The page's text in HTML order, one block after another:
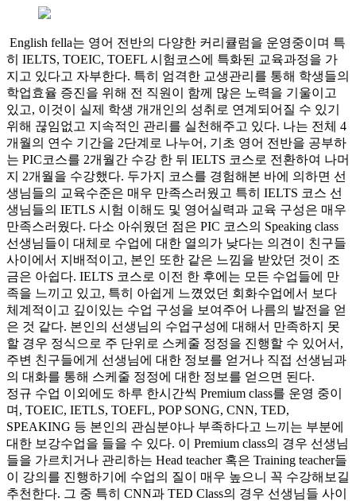
English fella는 영어 전반의 다양한 커리큘럼을 운영중이며 특
히 IELTS, TOEIC, TOEFL 시험코스에 특화된 교육과정을 가
지고 있다고 자부한다. 특히 엄격한 교생관리를 통해 학생들의
학업효율 증진을 위해 전 직원이 함께 많은 노력을 기울이고
있고, 이것이 실제 학생 개개인의 성취로 연계되어질 수 있기
위해 끊임없고 지속적인 관리를 실천해주고 있다. 나는 전체 4
개월의 연수 기간을 2단계로 나누어, 기초 영어 전반을 공부하
는 PIC코스를 2개월간 수강 한 뒤 IELTS 코스로 전환하여 나머
지 2개월을 수강했다. 두가지 코스를 경험해본 바에 의하면 선
생님들의 교육수준은 매우 만족스러웠고 특히 IELTS 코스 선
생님들의 IETLS 시험 이해도 및 영어실력과 교육 구성은 매우
만족스러웠다. 다소 아쉬웠던 점은 PIC 코스의 Speaking class
선생님들이 대체로 수업에 대한 열의가 낮다는 의견이 친구들
사이에서 지배적이고, 본인 또한 같은 느낌을 받았던 것이 조
금은 아쉽다. IELTS 코스로 이전 한 후에는 모든 수업들에 만
족을 느끼고 있고, 특히 아쉽게 느꼈었던 회화수업에서 보다
체계적이고 깊이있는 수업 구성을 보여주어 나름의 발전을 얻
은 것 같다. 본인의 선생님의 수업구성에 대해서 만족하지 못
할 경우 정식으로 주 단위로 스케줄 정정을 진행할 수 있어서,
주변 친구들에게 선생님에 대한 정보를 얻거나 직접 선생님과
의 대화를 통해 스케줄 정정에 대한 정보를 얻으면 된다.
정규 수업 이외에도 하루 한시간씩 Premium class를 운영 중이
며, TOEIC, IETLS, TOEFL, POP SONG, CNN, TED,
SPEAKING 등 본인의 관심분야나 부족하다고 느끼는 부분에
대한 보강수업을 들을 수 있다. 이 Premium class의 경우 선생님
들을 가르치거나 관리하는 Head teacher 혹은 Training teacher들
이 강의를 진행하기에 수업의 질이 매우 높으니 꼭 수강해보길
추천한다. 그 중 특히 CNN과 TED Class의 경우 선생님들 사이